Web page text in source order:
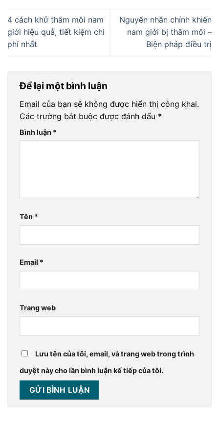
4 cách khử thâm môi nam
giới hiệu quả, tiết kiệm chi
phí nhất
Nguyên nhân chính khiến
nam giới bị thâm môi –
Biện pháp điều trị
Để lại một bình luận
Email của bạn sẽ không được hiển thị công khai.
Các trường bắt buộc được đánh dấu *
Bình luận *
Tên *
Email *
Trang web
Lưu tên của tôi, email, và trang web trong trình
duyệt này cho lần bình luận kế tiếp của tôi.